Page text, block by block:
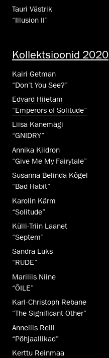
Tauri Västrik
“Illusion II”
Kollektsioonid 2020
Kairi Getman
“Don’t You See?”
Edvard Hiietam
“Emperors of Solitude”
Liisa Kanemägi
“GNIDRY”
Annika Kiidron
“Give Me My Fairytale”
Susanna Belinda Kõgel
“Bad Habit”
Karolin Kärm
“Solitude”
Külli-Triin Laanet
“Septem”
Sandra Luks
“RUDE”
Mariliis Niine
“ÕILE”
Karl-Christoph Rebane
“The Significant Other”
Anneliis Reili
“Põhjaallikad”
Kerttu Reinmaa